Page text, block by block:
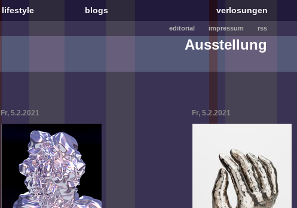
lifestyle blogs verlosungen
editorial impressum rss
Ausstellung
Fr, 5.2.2021 Fr, 5.2.2021